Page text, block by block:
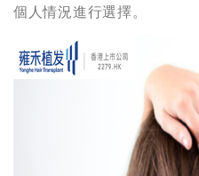
個人情況進行選擇。